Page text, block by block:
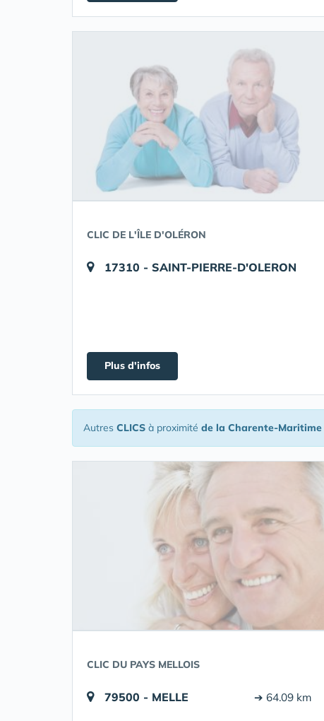
CLIC DE L'ÎLE D'OLÉRON
17310 - SAINT-PIERRE-D'OLERON
Plus d'infos
Autres CLICS à proximité de la Charente-Maritime
CLIC DU PAYS MELLOIS
79500 - MELLE ➔ 64.09 km